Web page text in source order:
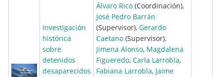
Investigación
histórica
sobre
detenidos
desaparecidos
Álvaro Rico (Coordinación),
José Pedro Barrán
(Supervisor), Gerardo
Caetano (Supervisor),
Jimena Alonso, Magdalena
Figueredo, Carla Larrobla,
Fabiana Larrobla, Jaime